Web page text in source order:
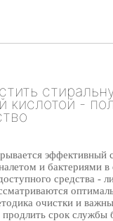
кислотой -
эффективный
и бактериями
средства -
очистки и
срок службы